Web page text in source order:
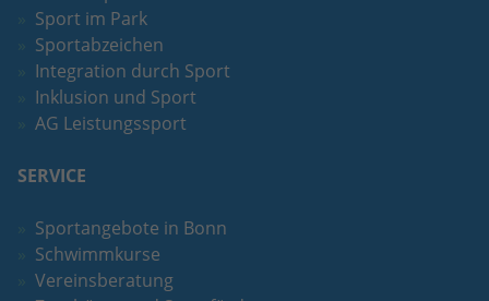
Sport im Park
Sportabzeichen
Integration durch Sport
Inklusion und Sport
AG Leistungssport
SERVICE
Sportangebote in Bonn
Schwimmkurse
Vereinsberatung